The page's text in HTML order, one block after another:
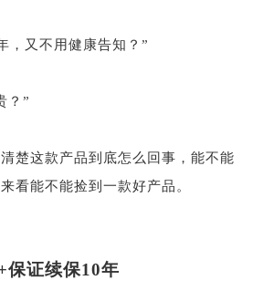
，又不用健康告知？”
？”
楚这款产品到底怎么回事，能不能
看能不能捡到一款好产品。
保证续保10年